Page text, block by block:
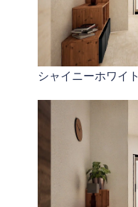
シャイニーホワイト